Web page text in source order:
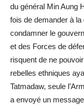
du général Min Aung
fois de demander à
condamner le
et des Forces de
risquent de ne
rebelles ethniques
Tatmadaw, seule
a envoyé un